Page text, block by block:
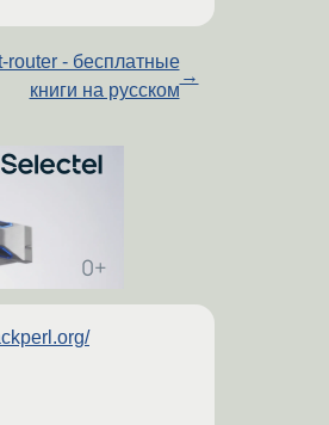
router - бесплатные
книги на русском
→